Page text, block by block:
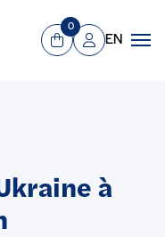
Panier
0
Mon compte
EN
à